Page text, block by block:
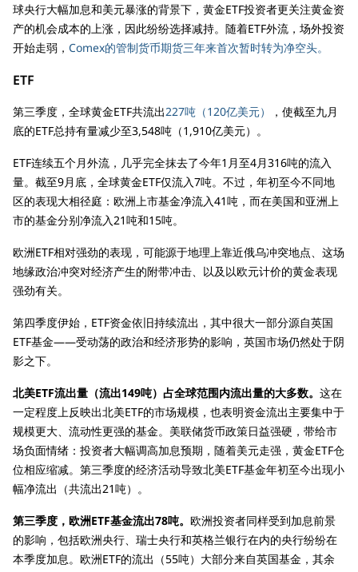
球央行大幅加息和美元暴涨的背景下，黄金ETF投资者更关注黄金资
产的机会成本的上涨，因此纷纷选择减持。随着ETF外流，场外投资
开始走弱， Comex的管制货币期货三年来首次暂时转为净空头。
ETF
第三季度，全球黄金ETF共流出227吨（120亿美元）
，使截至九月
底的ETF总持有量减少至3,548吨（1,910亿美元）。
ETF连续五个月外流，几乎完全抹去了今年1月至4月316吨的流入
量。截至9月底，全球黄金ETF仅流入7吨。不过，年初至今不同地
区的表现大相径庭：欧洲上市基金净流入41吨，而在美国和亚洲上
市的基金分别净流入21吨和15吨。
欧洲ETF相对强劲的表现，可能源于地理上靠近俄乌冲突地点、这场
地缘政治冲突对经济产生的附带冲击、以及以欧元计价的黄金表现
强劲有关。
第四季度伊始，ETF资金依旧持续流出，其中很大一部分源自英国
ETF基金——受动荡的政治和经济形势的影响，英国市场仍然处于阴
影之下。
北美ETF流出量（流出149吨）占全球范围内流出量的大多数。 这在
一定程度上反映出北美ETF的市场规模，也表明资金流出主要集中于
规模更大、流动性更强的基金。美联储货币政策日益强硬，带给市
场负面情绪：投资者大幅调高加息预期，随着美元走强，黄金ETF仓
位相应缩减。第三季度的经济活动导致北美ETF基金年初至今出现小
幅净流出（共流出21吨）。
第三季度，欧洲ETF基金流出78吨。 欧洲投资者同样受到加息前景
的影响，包括欧洲央行、瑞士央行和英格兰银行在内的央行纷纷在
本季度加息。欧洲ETF的流出（55吨）大部分来自英国基金，其余